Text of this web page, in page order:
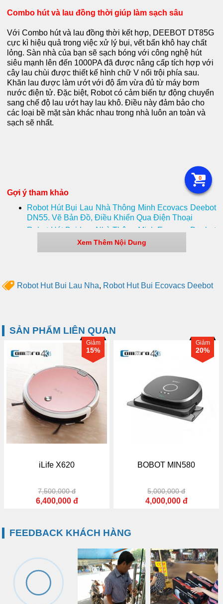
Combo hút và lau đồng thời giúp làm sạch sâu
Với Combo hút và lau đồng thời kết hợp, DEEBOT DT85G
cực kì hiệu quả trong việc xử lý bụi, vết bẩn khô hay chất
lỏng. Sàn nhà của bạn sẽ sạch bóng với công nghệ hút
siêu mạnh lên đến 1000PA đã được nâng cấp tích hợp với
cây lau chùi được thiết kế hình chữ V nổi trội phía sau.
Khăn lau được làm ướt với độ ẩm vừa đủ từ máy bơm
nước điện tử. Đặc biệt, Robot có cảm biến tự động chuyển
sang chế độ lau ướt hay lau khô. Điều này đảm bảo cho
các loại bề mặt sàn khác nhau trong nhà luôn an toàn và
sạch sẽ nhất.
Gợi ý tham khảo
Robot Hút Bụi Lau Nhà Thông Minh Ecovacs Deebot
DN55. Vẽ Bản Đồ, Điều Khiển Qua Điện Thoại
Robot Hút Bụi Lau Nhà Thông Minh Ecovacs Deebot
DN520. Vẽ Bản Đồ, Điều Khiển Qua Điện Thoại
Công nghệ di chuyển hình chữ S thông minh
minh của được lập trình sẵn giúp không bỏ sót bất kì vị trí
Robot hút bụi Ecovascs
DT85G tự định vị vị trí và
sạch ngay lập tức. Đặc biệt, máy có nhiều chế độ làm sạch
cho bạn lựa chọn để phù hợp với mục đích sử dụng và
sẽ với chế độ quét rộng, lực hút mạnh mẽ sẽ khiến bạn hài
lòng khi lau chùi ở những khu vực rộng. Khi cần lau chùi
phòng ngủ hay khu vực bếp thì chế độ phòng đơn lại là lựa
chọn tối ưu nhất.
Xem Thêm Nội Dung
Robot Hut Bui Lau Nha, Robot Hut Bui Ecovacs Deebot
SẢN PHẨM LIÊN QUAN
Giảm
15%
iLife X620
7,500,000 đ
6,400,000 đ
Giảm
20%
BOBOT MIN580
5,000,000 đ
4,000,000 đ
FEEDBACK KHÁCH HÀNG
0